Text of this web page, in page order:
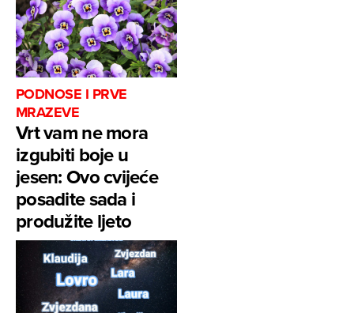
PODNOSE I PRVE
MRAZEVE
Vrt vam ne mora
izgubiti boje u
jesen: Ovo cvijeće
posadite sada i
produžite ljeto